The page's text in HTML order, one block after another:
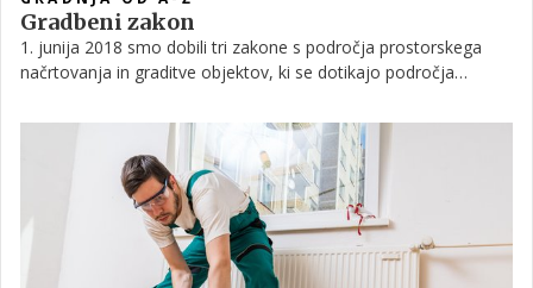
Gradbeni zakon
1. junija 2018 smo dobili tri zakone s področja prostorskega
načrtovanja in graditve objektov, ki se dotikajo področja
zakon in Zakon o arhitekturni in inženirski dejavnosti.